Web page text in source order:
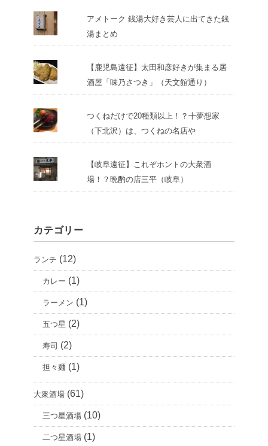
アメトーク 銭湯大好き芸人に出てきた銭
湯まとめ
【鹿児島遠征】太田和彦好きが集まる居
酒屋「味乃さつき」（天文館通り）
つくねだけで20種類以上！？十夢想家
（下北沢）は、つくねの名店や
【岐阜遠征】これぞホントの大衆酒
場！？晩酌の店三平（岐阜）
カテゴリー
ランチ (12)
カレー (1)
ラーメン (1)
五つ星 (2)
寿司 (2)
担々麺 (1)
大衆酒場 (61)
三つ星酒場 (10)
二つ星酒場 (1)